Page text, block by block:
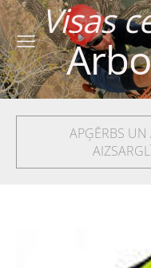
APĢĒRBS UN AIZSARGAPĢĒRBS,